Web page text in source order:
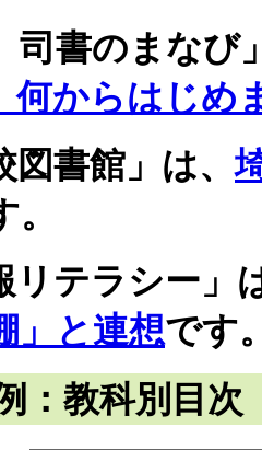
司書のまなび
何からはじめ
図書館」は、
リテラシー」
」と連想です
：教科別目次